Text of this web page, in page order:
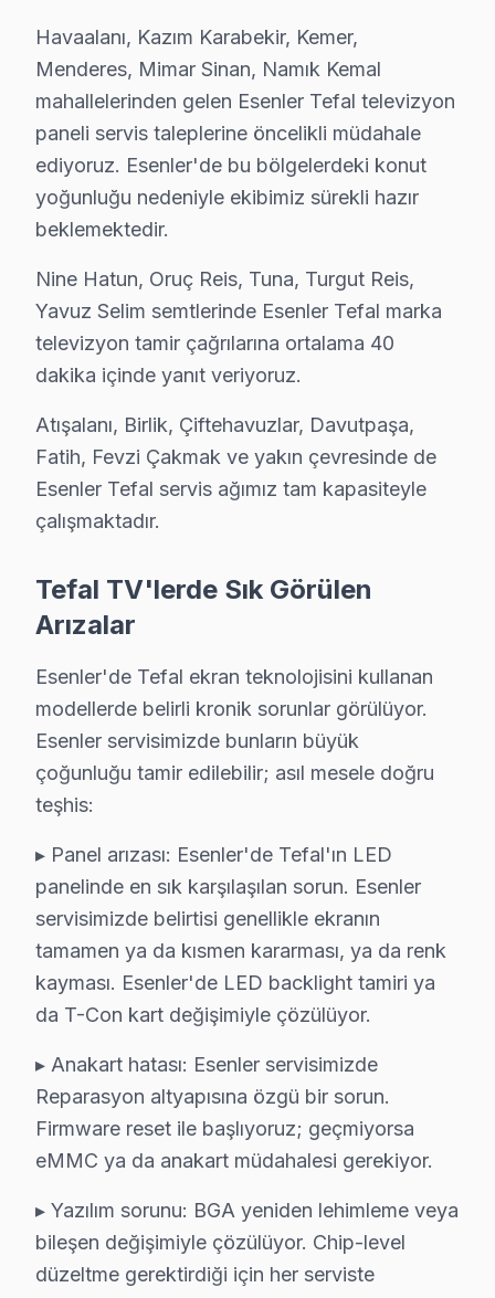
Nine Hatun'da Tefal TV Servisi
Nine Hatun, çeşitli konut projeleri ile dikkat çeken bir
Oruç Reis'de Tefal TV Servisi
Oruç Reis, yoğun bir yerleşim alanı olarak, Tefal TV
Tuna Mahallesi, farklı yaş gruplarından insanların
Turgut Reis'de Tefal TV Servisi
Turgut Reis Mahallesi, hem ailelerin hem de bireylerin
Yavuz Selim'de Tefal TV Servisi
Yavuz Selim Mahallesi, çeşitli sosyal olanaklarla
Tefal vs Diğer Markalar: Esenler Servis
| Panel/Ekran Değişimi | ₺1.500 | ₺2.000 | ₺3.000 |
| Anakart Tamiri | ₺800 | ₺1.200 | ₺1.600 |
| Güç Kartı Tamiri | ₺600 | ₺900 | ₺1.200 |
| LED Backlight Değişimi | ₺700 | ₺1.000 | ₺1.500 |
| Yerinde tamir Ücreti | ₺150 | ₺200 | ₺250 |
| Atölye bakım Ücreti | ₺100 | ₺150 | ₺200 |
Fiyatları etkileyen faktörler arasında garanti
Esenler bölgesinde Tefal TV tamirinde Fabrika teknik
Ayrıca, aynı gün servis garantisiyle, acil durumlarda
Tüm bu avantajlar göz önüne alındığında, Tefal
Esenler Tefal servis - TV Tamiri
Esenler'da bir Tefal akıllı TV 10 yıl destek verdikten
Havaalanı, Kazım Karabekir, Kemer,
Menderes, Mimar Sinan, Namık Kemal
mahallelerinden gelen Esenler Tefal televizyon
paneli servis taleplerine öncelikli müdahale
ediyoruz. Esenler'de bu bölgelerdeki konut
yoğunluğu nedeniyle ekibimiz sürekli hazır
beklemektedir.
Nine Hatun, Oruç Reis, Tuna, Turgut Reis,
Yavuz Selim semtlerinde Esenler Tefal marka
televizyon tamir çağrılarına ortalama 40
dakika içinde yanıt veriyoruz.
Atışalanı, Birlik, Çiftehavuzlar, Davutpaşa,
Fatih, Fevzi Çakmak ve yakın çevresinde de
Esenler Tefal servis ağımız tam kapasiteyle
çalışmaktadır.
Tefal TV'lerde Sık Görülen
Arızalar
Esenler'de Tefal ekran teknolojisini kullanan
modellerde belirli kronik sorunlar görülüyor.
Esenler servisimizde bunların büyük
çoğunluğu tamir edilebilir; asıl mesele doğru
teşhis:
▸ Panel arızası: Esenler'de Tefal'ın LED
panelinde en sık karşılaşılan sorun. Esenler
servisimizde belirtisi genellikle ekranın
tamamen ya da kısmen kararması, ya da renk
kayması. Esenler'de LED backlight tamiri ya
da T-Con kart değişimiyle çözülüyor.
▸ Anakart hatası: Esenler servisimizde
Reparasyon altyapısına özgü bir sorun.
Firmware reset ile başlıyoruz; geçmiyorsa
eMMC ya da anakart müdahalesi gerekiyor.
▸ Yazılım sorunu: BGA yeniden lehimleme veya
bileşen değişimiyle çözülüyor. Chip-level
düzeltme gerektirdiği için her serviste